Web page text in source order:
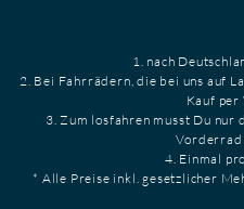
1. nach
2. Bei Fahrrädern, die bei uns auf
Kauf per
3. Zum losfahren musst Du nur
4. Einmal
* Alle Preise inkl. gesetzlicher